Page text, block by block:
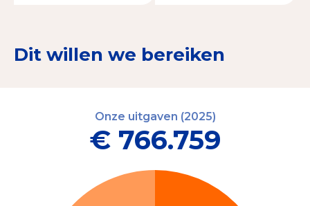
Dit willen we bereiken
Onze uitgaven (2025)
€ 766.759